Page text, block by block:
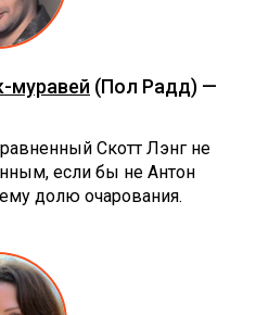
муравей (Пол Радд) —
Скотт Лэнг не
если бы не Антон
долю очарования.